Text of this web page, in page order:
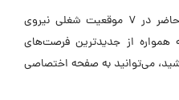
کیا تجارت سناباد در حال حاضر در ۷ موقعیت شغلی نیروی
همواره از جدیدترین فرصت‌های
می‌توانید به صفحه اختصاصی